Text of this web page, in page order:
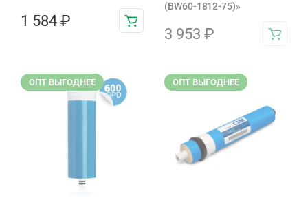
1 584 ₽
(BW60-1812-75)»
3 953 ₽
ОПТ ВЫГОДНЕЕ ОПТ ВЫГОДНЕЕ